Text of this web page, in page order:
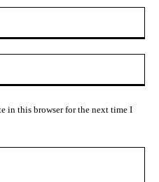
in this browser for the next time I